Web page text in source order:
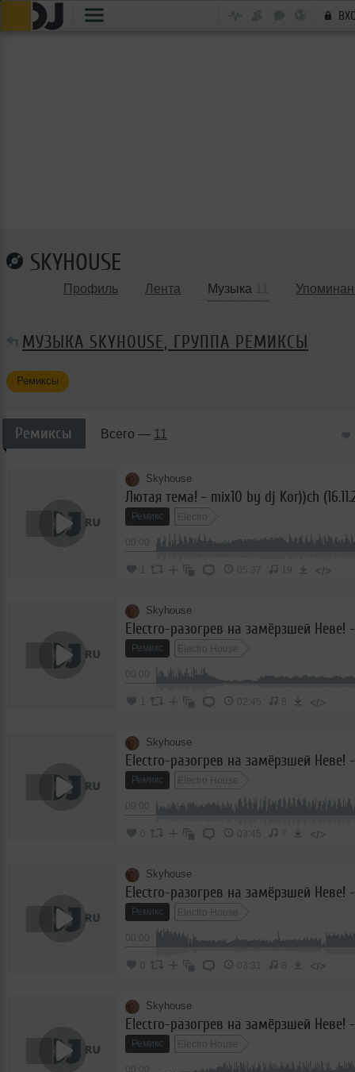
SKYHOUSE
Профиль Лента Музыка
МУЗЫКА SKYHOUSE, ГРУППА РЕМИКСЫ
Ремиксы
Ремиксы Всего — 11
Skyhouse
Лютая тема! - mix10 by dj Kor))ch
Ремикс Electro
05:37 19 </>
Skyhouse
Ремикс Electro House
02:45 </>
Skyhouse
Ремикс Electro House
03:45 7 </>
Skyhouse
Ремикс Electro House
03:31 </>
Skyhouse
Ремикс Electro House